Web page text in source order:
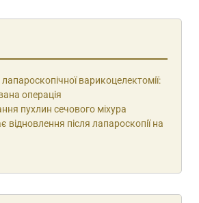
варикоцелектомії:
операція
пухлин сечового міхура
відновлення після лапароскопії на